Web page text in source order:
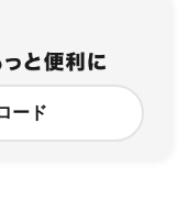
ード